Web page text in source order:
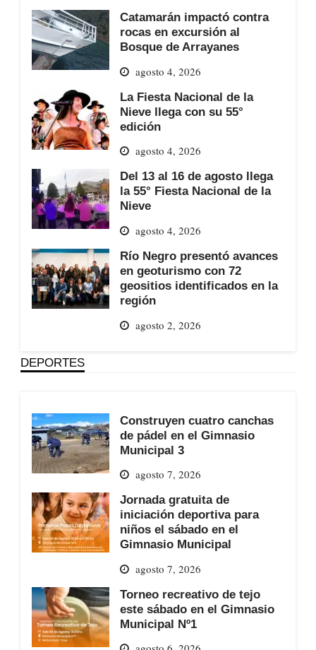
Catamarán impactó contra
rocas en excursión al
Bosque de Arrayanes
agosto 4, 2026
La Fiesta Nacional de la
Nieve llega con su 55°
edición
agosto 4, 2026
Del 13 al 16 de agosto llega
la 55° Fiesta Nacional de la
Nieve
agosto 4, 2026
Río Negro presentó avances
en geoturismo con 72
geositios identificados en la
región
agosto 2, 2026
DEPORTES
Construyen cuatro canchas
de pádel en el Gimnasio
Municipal 3
agosto 7, 2026
Jornada gratuita de
iniciación deportiva para
niños el sábado en el
Gimnasio Municipal
agosto 7, 2026
Torneo recreativo de tejo
este sábado en el Gimnasio
Municipal Nº1